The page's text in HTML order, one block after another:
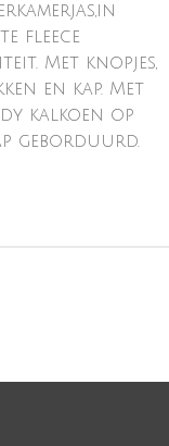
fleece
Met knopjes,
en kap. Met
kalkoen op
geborduurd.